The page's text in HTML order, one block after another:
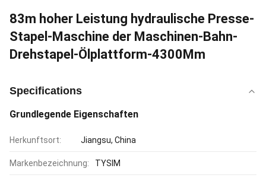
83m hoher Leistung hydraulische Presse-
Stapel-Maschine der Maschinen-Bahn-
Drehstapel-Ölplattform-4300Mm
Specifications
Grundlegende Eigenschaften
Herkunftsort: Jiangsu, China
Markenbezeichnung: TYSIM